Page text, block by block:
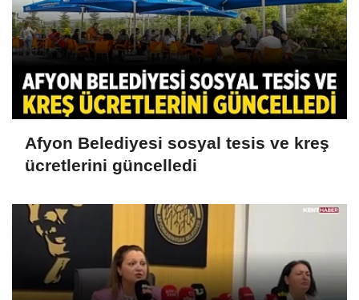
Afyon Belediyesi sosyal tesis ve kreş
ücretlerini güncelledi